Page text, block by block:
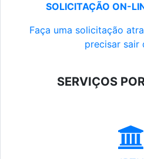
SOLICITAÇÃO ON-
Faça uma solicitação
precisar sair
SERVIÇOS